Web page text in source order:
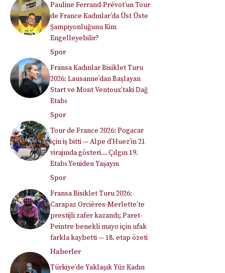
Pauline Ferrand-Prévot’un Tour
de France Kadınlar’da Üst Üste
Şampiyonluğunu Kim
Engelleyebilir?
Spor
Fransa Kadınlar Bisiklet Turu
2026: Lausanne’dan Başlayan
Start ve Mont Ventoux’taki Dağ
Etabı
Spor
Tour de France 2026: Pogacar
için iş bitti — Alpe d’Huez’in 21
virajında gösteri… Çılgın 19.
Etabı Yeniden Yaşayın
Spor
Fransa Bisiklet Turu 2026:
Carapaz Orcières-Merlette’te
prestijli zafer kazandı; Paret-
Peintre benekli mayo için ufak
farkla kaybetti — 18. etap özeti
Haberler
Türkiye’de Yaklaşık Yüz Kadın